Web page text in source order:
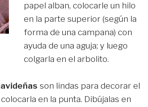
papel alban, colocarle un hilo
en la parte superior (según la
forma de una campana) con
ayuda de una aguja; y luego
colgarla en el arbolito.
son lindas para decorar el
en la punta. Dibújalas en